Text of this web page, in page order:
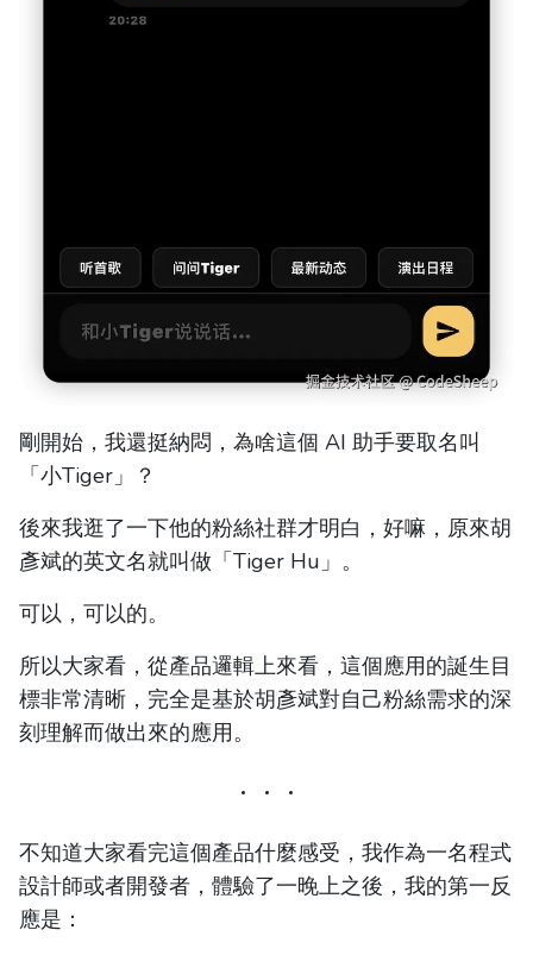
剛開始，我還挺納悶，為啥這個 AI 助手要取名叫
「小Tiger」？
後來我逛了一下他的粉絲社群才明白，好嘛，原來胡
彥斌的英文名就叫做「Tiger Hu」。
可以，可以的。
所以大家看，從產品邏輯上來看，這個應用的誕生目
標非常清晰，完全是基於胡彥斌對自己粉絲需求的深
刻理解而做出來的應用。
不知道大家看完這個產品什麼感受，我作為一名程式
設計師或者開發者，體驗了一晚上之後，我的第一反
應是：